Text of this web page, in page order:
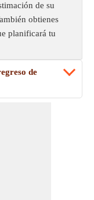
de su
obtienes
planificará tu
de